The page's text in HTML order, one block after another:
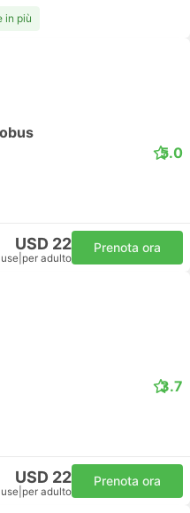
in più
5.0
USD 22
per adulto
Prenota ora
3.7
USD 22
per adulto
Prenota ora